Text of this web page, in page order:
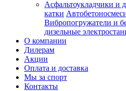
Асфальтоукладчики и
катки
Вибропогружатели и
дизельные
О компании
Дилерам
Акции
Оплата и доставка
Мы за спорт
Контакты